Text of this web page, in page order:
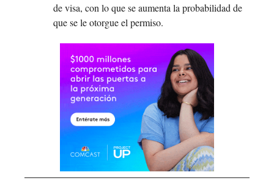
de visa, con lo que se aumenta la probabilidad de
que se le otorgue el permiso.